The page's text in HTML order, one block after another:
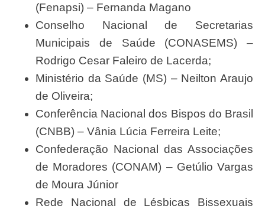
(Fenapsi) – Fernanda Magano
Conselho Nacional de Secretarias
Municipais de Saúde (CONASEMS) –
Rodrigo Cesar Faleiro de Lacerda;
Ministério da Saúde (MS) – Neilton Araujo
de Oliveira;
Conferência Nacional dos Bispos do Brasil
(CNBB) – Vânia Lúcia Ferreira Leite;
Confederação Nacional das Associações
de Moradores (CONAM) – Getúlio Vargas
de Moura Júnior
Rede Nacional de Lésbicas Bissexuais